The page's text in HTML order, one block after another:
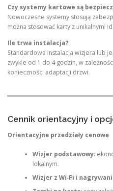
Czy systemy kartowe są
Nowoczesne systemy stosują
można stosować karty z unikalnymi
Ile trwa instalacja?
Standardowa instalacja wizjera lub
zwykle od 1 do 4 godzin, w
konieczności adaptacji drzwi.
Cennik orientacyjny i
Orientacyjne przedziały cenowe
Wizjer podstawowy:
lokalnym.
Wizjer z Wi‑Fi i